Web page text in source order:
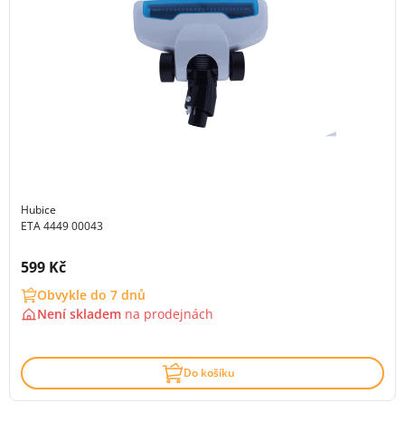
Hubice
ETA 4449 00043
Cena s DPH:
599 Kč
Obvykle do 7 dnů
Není skladem na prodejnách
Do košíku